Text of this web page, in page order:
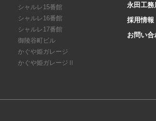
シャルレ15番館
シャルレ16番館
シャルレ17番館
御陵谷町ビル
かぐや姫ガレージ
かぐや姫ガレージⅡ
永田工務
採用情報
お問い合